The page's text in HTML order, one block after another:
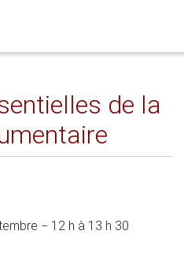
de la
− 12 h à 13 h 30